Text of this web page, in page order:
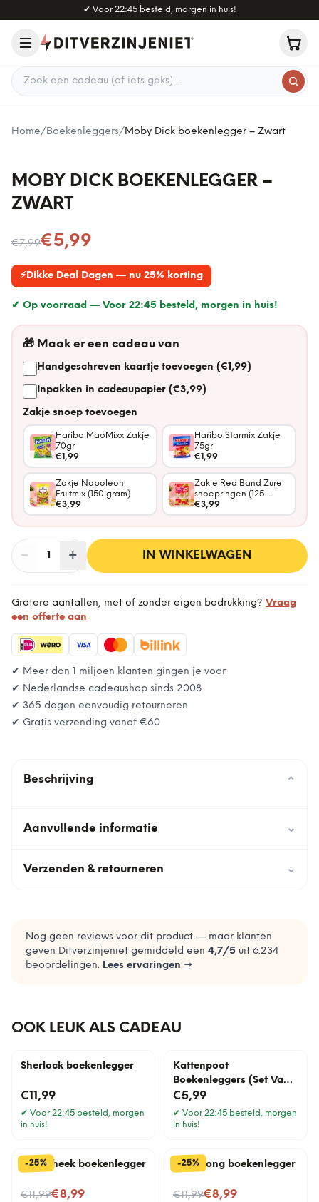
Naar hoofdinhoud
✔ Voor 22:45 besteld, morgen in huis!
Zoek een cadeau
Home/Boekenleggers/Moby Dick boekenlegger – Zwart
MOBY DICK BOEKENLEGGER –
ZWART
€7,99
Nu voor
€5,99
⚡Dikke Deal Dagen — nu 25% korting
✔ Op voorraad — Voor 22:45 besteld, morgen in huis!
🎁 Maak er een cadeau van
Handgeschreven kaartje toevoegen (€1,99)
Inpakken in cadeaupapier (€3,99)
Zakje snoep toevoegen
Haribo MaoMixx Zakje
70gr
€1,99
Haribo Starmix Zakje
75gr
€1,99
Zakje Napoleon
Fruitmix (150 gram)
€3,99
Zakje Red Band Zure
snoepringen (125
gram)
€3,99
− Aantal
1 + IN WINKELWAGEN
Grotere aantallen, met of zonder eigen bedrukking? Vraag
een offerte aan
✔ Meer dan 1 miljoen klanten gingen je voor
✔ Nederlandse cadeaushop sinds 2008
✔ 365 dagen eenvoudig retourneren
✔ Gratis verzending vanaf €60
Beschrijving ⌄
Aanvullende informatie ⌄
Verzenden & retourneren ⌄
Nog geen reviews voor dit product — maar klanten
geven Ditverzinjeniet gemiddeld een 4,7/5 uit 6.234
beoordelingen. Lees ervaringen →
OOK LEUK ALS CADEAU
Sherlock boekenlegger
€11,99
✔ Voor 22:45 besteld, morgen
in huis!
Kattenpoot
Boekenleggers (Set Van
4)
€5,99
✔ Voor 22:45 besteld, morgen
in huis!
-25%
Bibliotheek boekenlegger
€11,99
Nu voor€8,99
-25%
King Kong boekenlegger
€11,99
Nu voor€8,99